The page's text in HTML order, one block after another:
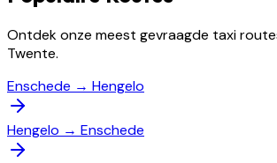
Ontdek onze meest gevraagde taxi
Twente.
Enschede → Hengelo
Hengelo → Enschede